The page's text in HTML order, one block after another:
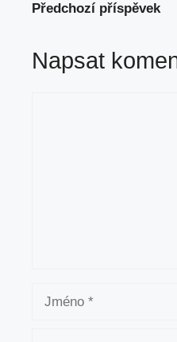
Předchozí příspěvek
Napsat
Jméno